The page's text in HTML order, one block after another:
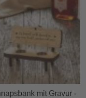
mit Gravur -